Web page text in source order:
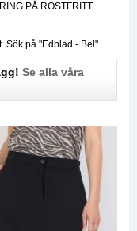
PÅ ROSTFRITT
Sök på "Edblad - Bel"
Se alla våra